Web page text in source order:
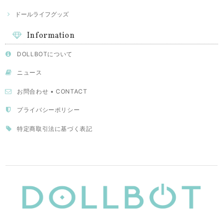
ドールライフグッズ
Information
DOLLBOTについて
ニュース
お問合わせ • CONTACT
プライバシーポリシー
特定商取引法に基づく表記